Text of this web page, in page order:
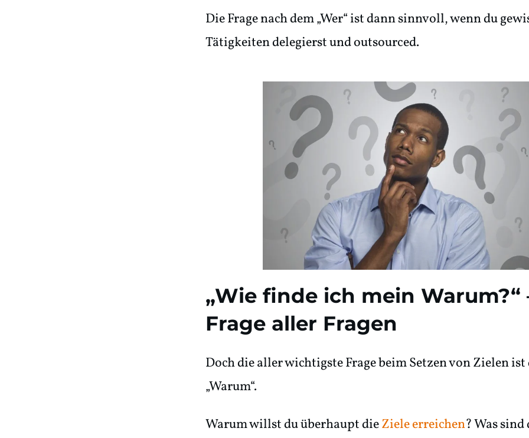
Die Frage nach dem „Wer“ ist dann sinnvoll, wenn du
Tätigkeiten delegierst und outsourced.
„Wie finde ich mein Warum?“
Frage aller Fragen
Doch die aller wichtigste Frage beim Setzen von Zielen
„Warum“.
Warum willst du überhaupt dieZiele erreichen? Was sind